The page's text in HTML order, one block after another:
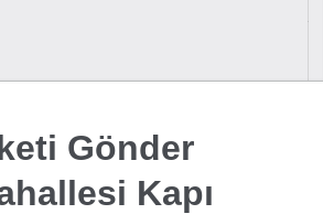
Gönder
Kapı